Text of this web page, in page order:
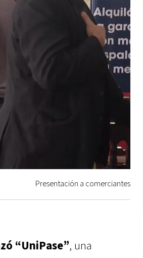
Presentación a comerciantes
“UniPase”, una